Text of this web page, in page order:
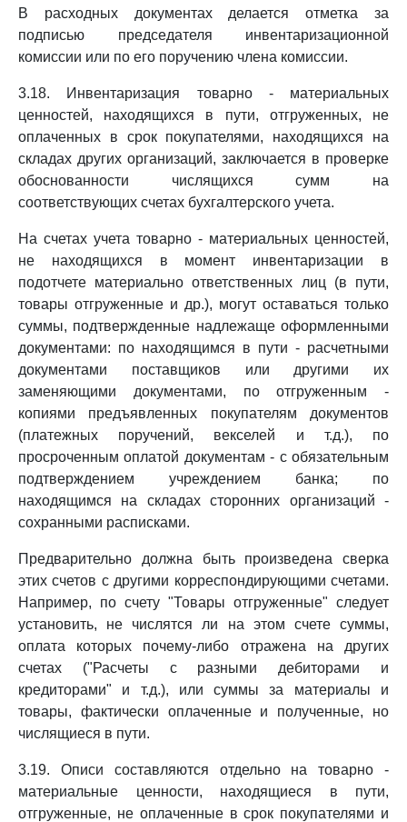
В расходных документах делается отметка за
подписью председателя инвентаризационной
комиссии или по его поручению члена комиссии.
3.18. Инвентаризация товарно - материальных
ценностей, находящихся в пути, отгруженных, не
оплаченных в срок покупателями, находящихся на
складах других организаций, заключается в проверке
обоснованности числящихся сумм на
соответствующих счетах бухгалтерского учета.
На счетах учета товарно - материальных ценностей,
не находящихся в момент инвентаризации в
подотчете материально ответственных лиц (в пути,
товары отгруженные и др.), могут оставаться только
суммы, подтвержденные надлежаще оформленными
документами: по находящимся в пути - расчетными
документами поставщиков или другими их
заменяющими документами, по отгруженным -
копиями предъявленных покупателям документов
(платежных поручений, векселей и т.д.), по
просроченным оплатой документам - с обязательным
подтверждением учреждением банка; по
находящимся на складах сторонних организаций -
сохранными расписками.
Предварительно должна быть произведена сверка
этих счетов с другими корреспондирующими счетами.
Например, по счету "Товары отгруженные" следует
установить, не числятся ли на этом счете суммы,
оплата которых почему-либо отражена на других
счетах ("Расчеты с разными дебиторами и
кредиторами" и т.д.), или суммы за материалы и
товары, фактически оплаченные и полученные, но
числящиеся в пути.
3.19. Описи составляются отдельно на товарно -
материальные ценности, находящиеся в пути,
отгруженные, не оплаченные в срок покупателями и